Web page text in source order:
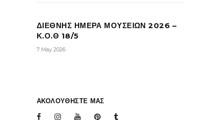
ΔΙΕΘΝΗΣ ΗΜΕΡΑ ΜΟΥΣΕΙΩΝ 2026 –
Κ.Ο.Θ 18/5
7 May 2026
ΑΚΟΛΟΥΘΗΣΤΕ ΜΑΣ